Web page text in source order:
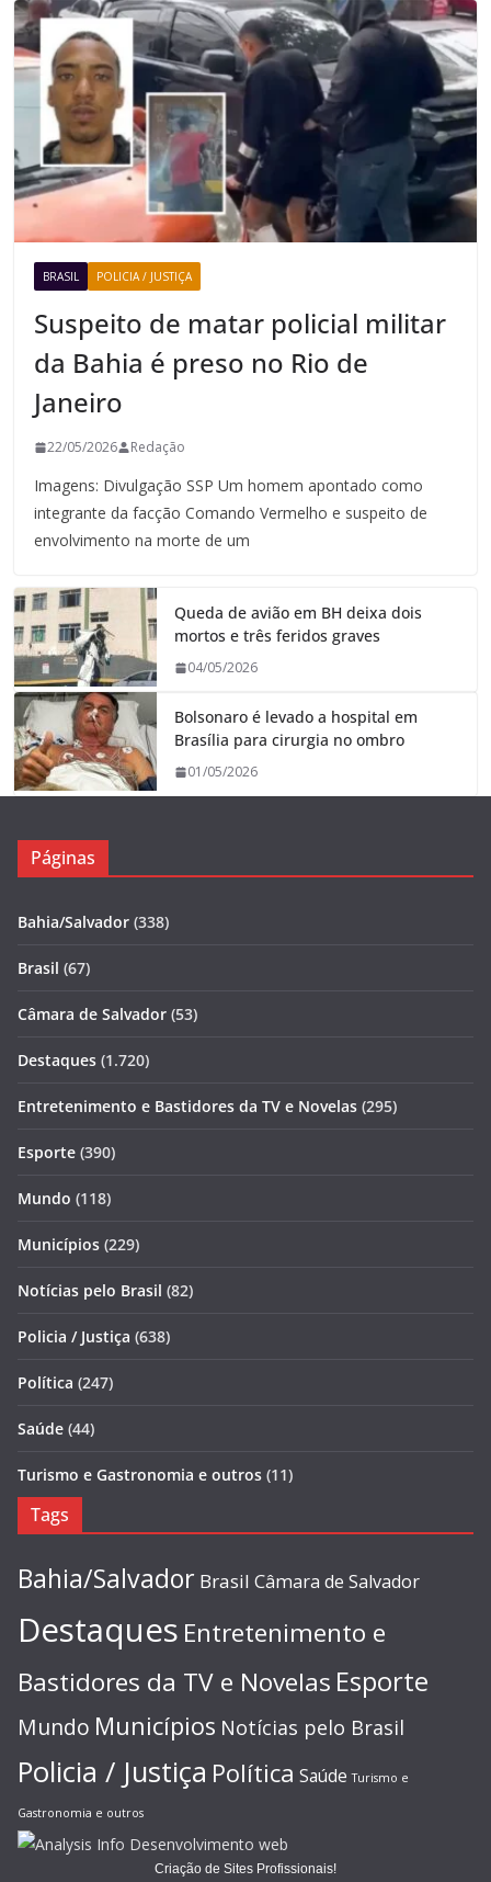
BRASIL POLICIA / JUSTIÇA
Suspeito de matar policial militar
da Bahia é preso no Rio de
Janeiro
22/05/2026 Redação
Imagens: Divulgação SSP Um homem apontado como
integrante da facção Comando Vermelho e suspeito de
envolvimento na morte de um
Queda de avião em BH deixa dois
mortos e três feridos graves
04/05/2026
Bolsonaro é levado a hospital em
Brasília para cirurgia no ombro
01/05/2026
Páginas
Bahia/Salvador (338)
Brasil (67)
Câmara de Salvador (53)
Destaques (1.720)
Entretenimento e Bastidores da TV e Novelas (295)
Esporte (390)
Mundo (118)
Municípios (229)
Notícias pelo Brasil (82)
Policia / Justiça (638)
Política (247)
Saúde (44)
Turismo e Gastronomia e outros (11)
Tags
Bahia/Salvador Brasil Câmara de Salvador
Destaques Entretenimento e
Bastidores da TV e Novelas Esporte
Mundo Municípios Notícias pelo Brasil
Policia / Justiça Política Saúde Turismo e
Gastronomia e outros
Criação de Sites Profissionais!